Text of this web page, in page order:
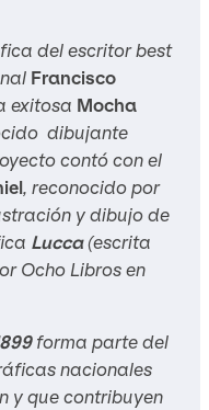
del escritor best
Francisco
exitosa Mocha
dibujante
contó con el
, reconocido por
y dibujo de
Lucca(escrita
Ocho Libros en
forma parte del
nacionales
y que contribuyen